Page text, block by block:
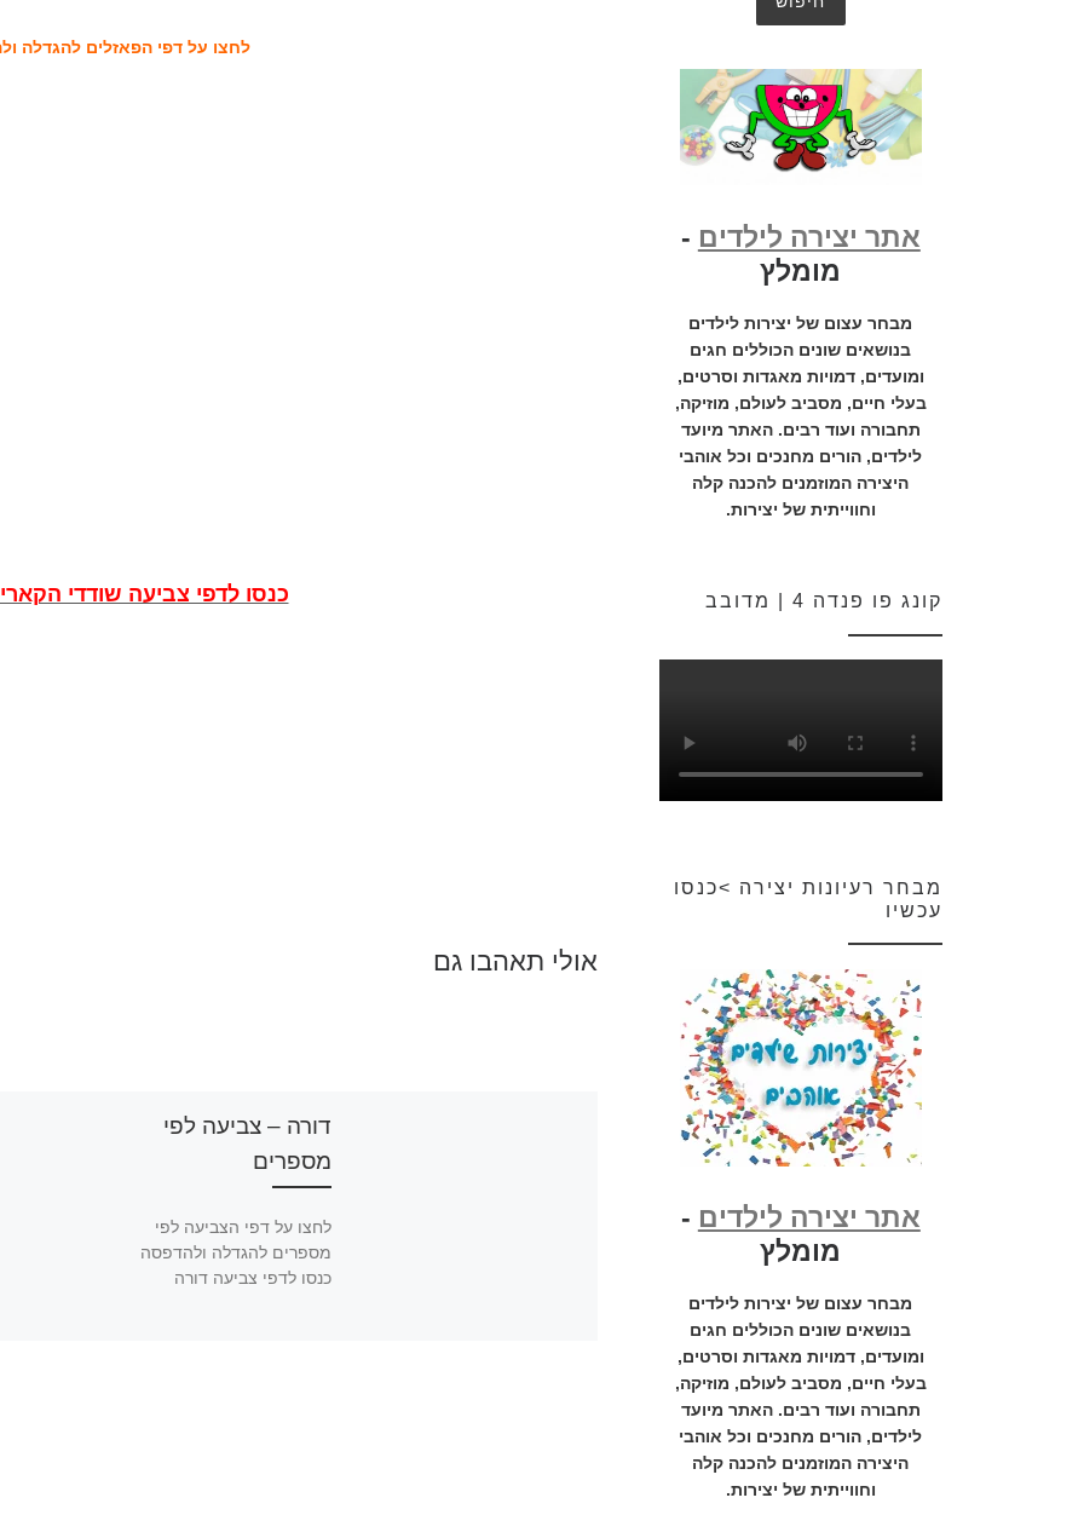
לחצו על דפי הפאזלים להגדלה
כנסו לדפי צביעה שודדי
אולי תאהבו גם
דורה – צביעה לפי
מספרים
לחצו על דפי הצביעה לפי
מספרים להגדלה ולהדפסה
כנסו לדפי צביעה דורה
אתר יצירה לילדים -
מומלץ
מבחר עצום של יצירות לילדים
בנושאים שונים הכוללים חגים
ומועדים, דמויות מאגדות וסרטים,
בעלי חיים, מסביב לעולם, מוזיקה,
תחבורה ועוד רבים. האתר מיועד
לילדים, הורים מחנכים וכל אוהבי
היצירה המוזמנים להכנה קלה
וחווייתית של יצירות.
קונג פו פנדה 4 | מדובב
מבחר רעיונות יצירה >כנסו
עכשיו
אתר יצירה לילדים -
מומלץ
מבחר עצום של יצירות לילדים
בנושאים שונים הכוללים חגים
ומועדים, דמויות מאגדות וסרטים,
בעלי חיים, מסביב לעולם, מוזיקה,
תחבורה ועוד רבים. האתר מיועד
לילדים, הורים מחנכים וכל אוהבי
היצירה המוזמנים להכנה קלה
וחווייתית של יצירות.